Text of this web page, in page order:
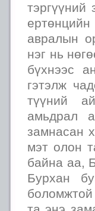
тэргүүний
ертөнцийн
авралын
нэг нь
бүхнээс
гэтэлж
түүний
амьдрал
замнасан
мэт олон
байна аа,
Бурхан
боломжтой